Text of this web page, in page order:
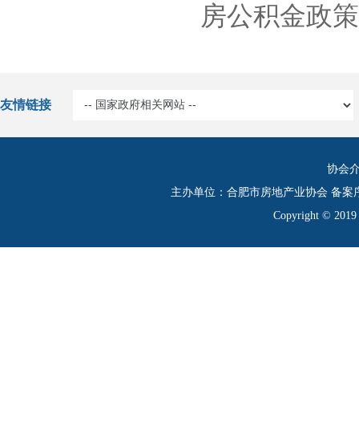
房公积金政
友情链接
协会
主办单位：合肥市房地产业协会 备案
Copyright ©